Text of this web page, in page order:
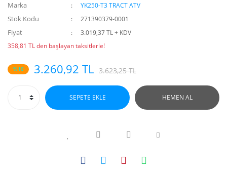
Marka YK250-T3 TRACT ATV
Stok Kodu 271390379-0001
Fiyat
3.019,37 TL + KDV
358,81 TL den başlayan taksitlerle!
%10 3.260,92 TL 3.623,25 TL
SEPETE EKLE HEMEN AL